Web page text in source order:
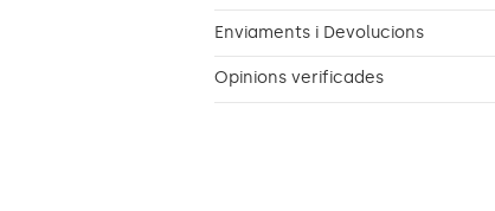
Enviaments i Devolucions
Opinions verificades